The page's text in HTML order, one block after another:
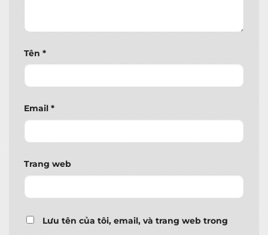
Tên*
Email*
Trang web
Lưu tên của tôi, email, và trang web trong